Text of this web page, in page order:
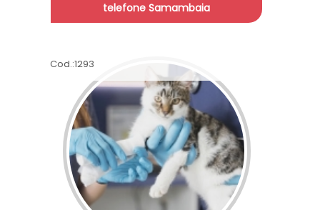
telefone Samambaia
Cod.:1293